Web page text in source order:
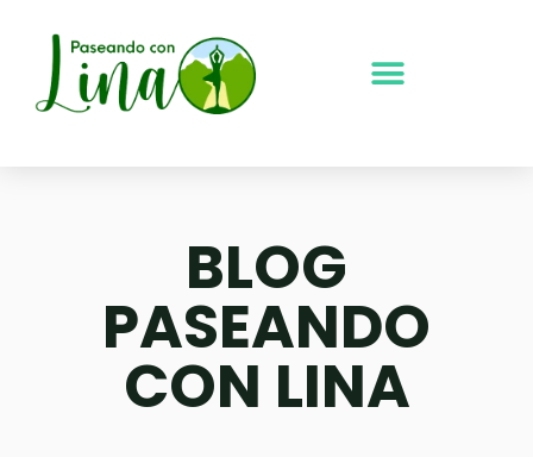
contenido
BLOG
PASEANDO
CON LINA